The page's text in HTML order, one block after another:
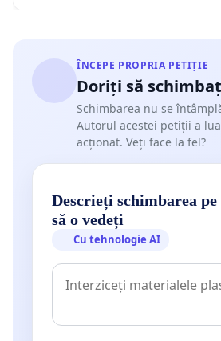
ÎNCEPE PROPRIA PETIȚIE
Doriți să
Schimbarea nu se
Autorul acestei petiții a
acționat. Veți face la fel?
Descrieți schimbarea
să o vedeți
Cu tehnologie AI